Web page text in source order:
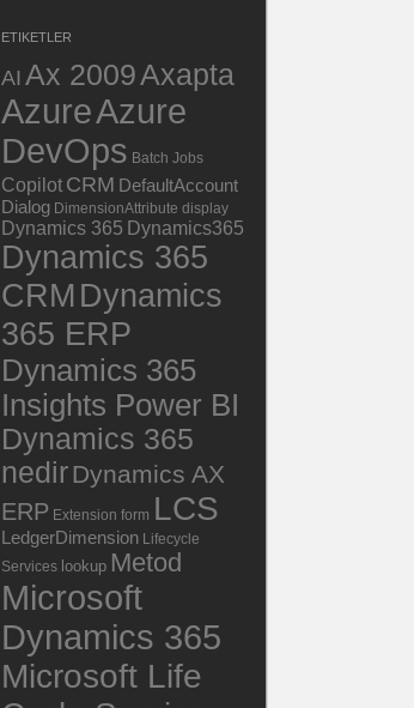
ETIKETLER
AI Ax 2009Axapta
AzureAzure
DevOps Batch Jobs
Copilot CRM DefaultAccount
Dialog DimensionAttribute display
Dynamics 365 Dynamics365
Dynamics 365
CRM Dynamics
365 ERP
Dynamics 365
Insights Power BI
Dynamics 365
nedir Dynamics AX
ERP Extension form LCS
LedgerDimension Lifecycle
Services lookup Metod
Microsoft
Dynamics 365
Microsoft Life